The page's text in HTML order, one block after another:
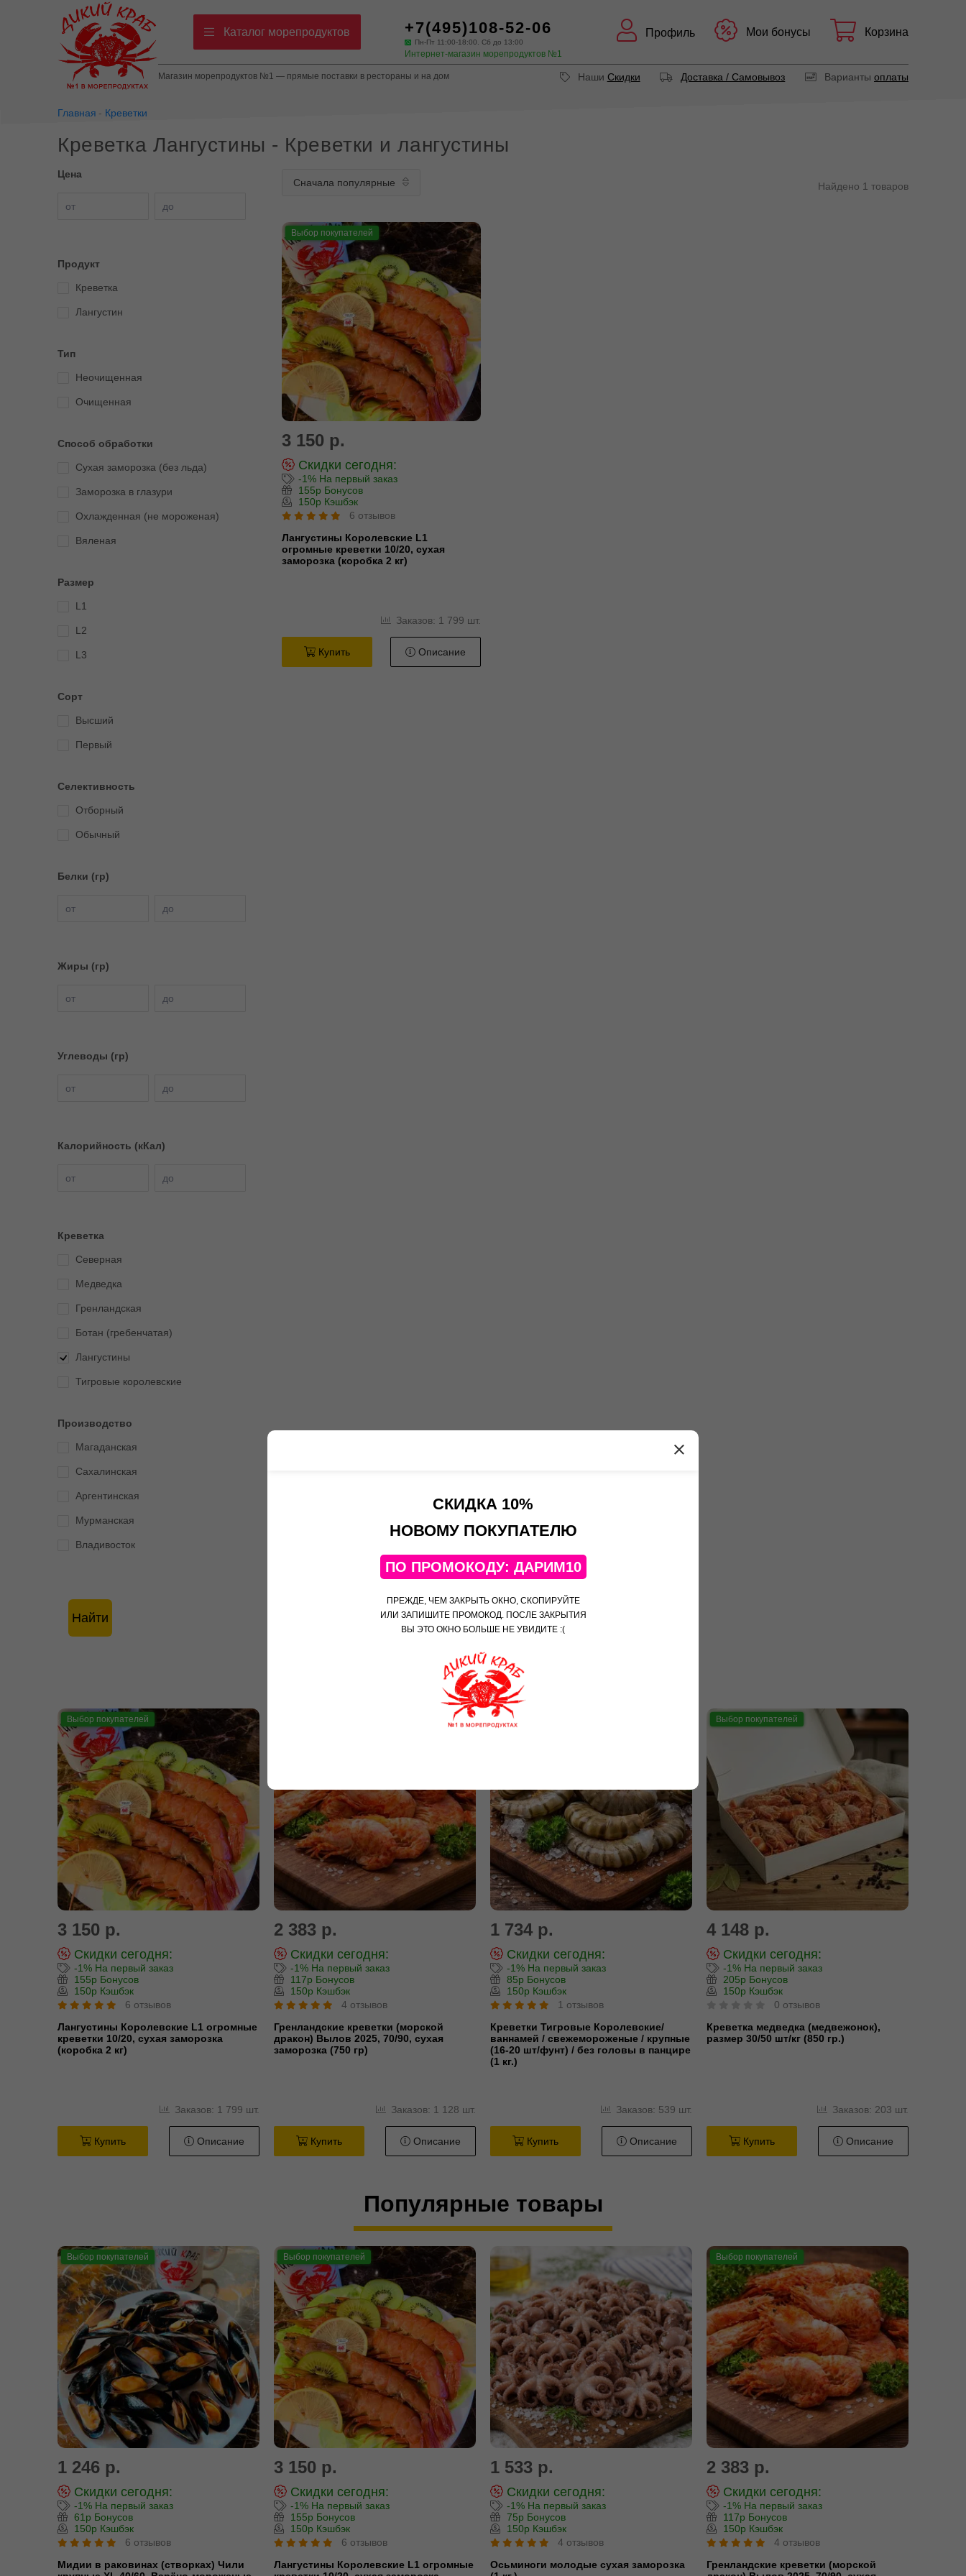
Каталог морепродуктов +7(495)108-52-06
Пн-Пт 11:00-18:00. Сб до 13:00
Интернет-магазин морепродуктов №1
Профиль Мои бонусы Корзина
Магазин морепродуктов №1 — прямые поставки в рестораны и на дом Наши Скидки Доставка / Самовывоз Варианты оплаты
Главная Креветки
Креветка Лангустины - Креветки и лангустины
Цена
от до
Продукт
Креветка
Лангустин
Тип
Неочищенная
Очищенная
Способ обработки
Сухая заморозка (без льда)
Заморозка в глазури
Охлажденная (не мороженая)
Вяленая
Размер
L1
L2
L3
Сорт
Высший
Первый
Селективность
Отборный
Обычный
Белки (гр)
от до
Жиры (гр)
от до
Углеводы (гр)
от до
Калорийность (кКал)
от до
Креветка
Северная
Медведка
Гренландская
Ботан (гребенчатая)
Лангустины
Тигровые королевские
Производство
Магаданская
Сахалинская
Аргентинская
Мурманская
Владивосток
Найти
Найдено 1 товаров
Выбор покупателей
3 150 р.
Скидки сегодня:
-1% На первый заказ
155р Бонусов
150р Кэшбэк
6 отзывов
Лангустины Королевские L1
огромные креветки 10/20, сухая
заморозка (коробка 2 кг)
Заказов: 1 799 шт.
Купить Описание
Креветки - популярное
Выбор покупателей
3 150 р.
Скидки сегодня:
-1% На первый заказ
155р Бонусов
150р Кэшбэк
6 отзывов
Лангустины Королевские L1 огромные
креветки 10/20, сухая заморозка
(коробка 2 кг)
Заказов: 1 799 шт.
Купить Описание
2 383 р.
Скидки сегодня:
-1% На первый заказ
117р Бонусов
150р Кэшбэк
4 отзывов
Гренландские креветки (морской
дракон) Вылов 2025, 70/90, сухая
заморозка (750 гр)
Заказов: 1 128 шт.
Купить Описание
1 734 р.
Скидки сегодня:
-1% На первый заказ
85р Бонусов
150р Кэшбэк
1 отзывов
Креветки Тигровые Королевские/
ваннамей / свежемороженые / крупные
(16-20 шт/фунт) / без головы в панцире
(1 кг.)
Заказов: 539 шт.
Купить Описание
Выбор покупателей
4 148 р.
Скидки сегодня:
-1% На первый заказ
205р Бонусов
150р Кэшбэк
0 отзывов
Креветка медведка (медвежонок),
размер 30/50 шт/кг (850 гр.)
Заказов: 203 шт.
Купить Описание
Популярные товары
Выбор покупателей
1 246 р.
Скидки сегодня:
-1% На первый заказ
61р Бонусов
150р Кэшбэк
6 отзывов
Мидии в раковинах (створках) Чили
Выбор покупателей
3 150 р.
Скидки сегодня:
-1% На первый заказ
155р Бонусов
150р Кэшбэк
6 отзывов
Лангустины Королевские L1 огромные
1 533 р.
Скидки сегодня:
-1% На первый заказ
75р Бонусов
150р Кэшбэк
4 отзывов
Осьминоги молодые сухая заморозка
Выбор покупателей
2 383 р.
Скидки сегодня:
-1% На первый заказ
117р Бонусов
150р Кэшбэк
4 отзывов
Гренландские креветки (морской
СКИДКА 10%
НОВОМУ ПОКУПАТЕЛЮ
ПО ПРОМОКОДУ: ДАРИМ10
ПРЕЖДЕ, ЧЕМ ЗАКРЫТЬ ОКНО, СКОПИРУЙТЕ
ИЛИ ЗАПИШИТЕ ПРОМОКОД. ПОСЛЕ ЗАКРЫТИЯ
ВЫ ЭТО ОКНО БОЛЬШЕ НЕ УВИДИТЕ :(